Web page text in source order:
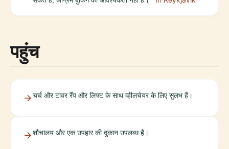
पहुंच
चर्च और टावर रैंप और लिफ्ट के साथ व्हीलचेयर के लिए सुलभ हैं।
शौचालय और एक उपहार की दुकान उपलब्ध हैं।